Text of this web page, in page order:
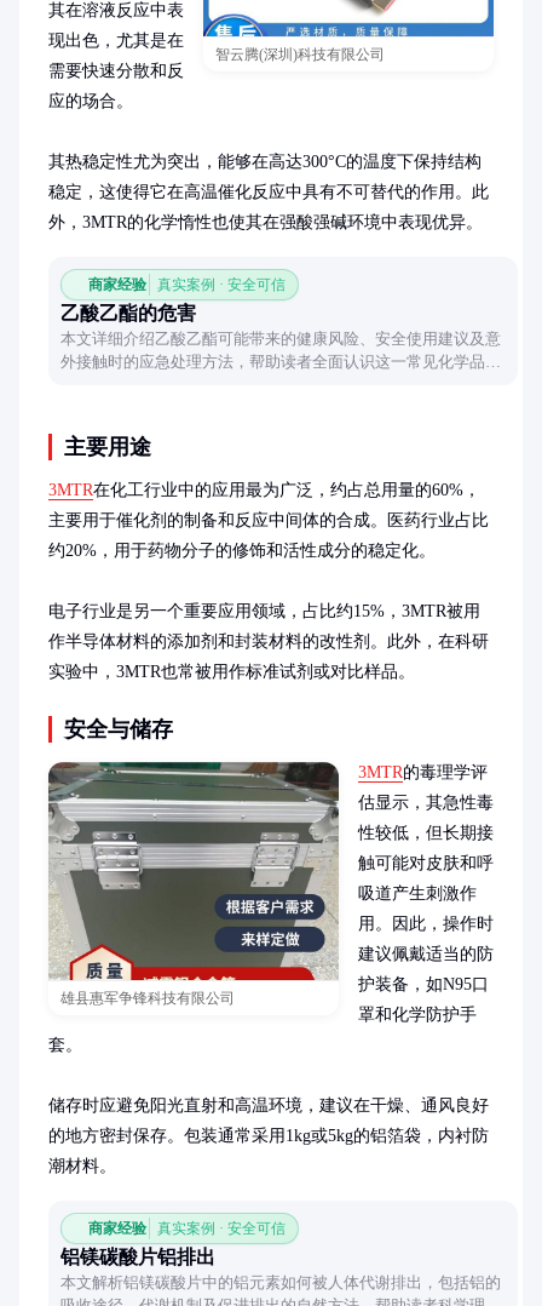
智云腾(深圳)科技有限公司
其在溶液反应中表
现出色，尤其是在
需要快速分散和反
应的场合。
其热稳定性尤为突出，能够在高达300°C的温度下保持结构
稳定，这使得它在高温催化反应中具有不可替代的作用。此
外，3MTR的化学惰性也使其在强酸强碱环境中表现优异。
商家经验 真实案例 · 安全可信
乙酸乙酯的危害
本文详细介绍乙酸乙酯可能带来的健康风险、安全使用建议及意
外接触时的应急处理方法，帮助读者全面认识这一常见化学品的
主要用途
3MTR在化工行业中的应用最为广泛，约占总用量的60%，
主要用于催化剂的制备和反应中间体的合成。医药行业占比
约20%，用于药物分子的修饰和活性成分的稳定化。
电子行业是另一个重要应用领域，占比约15%，3MTR被用
作半导体材料的添加剂和封装材料的改性剂。此外，在科研
实验中，3MTR也常被用作标准试剂或对比样品。
安全与储存
雄县惠军争锋科技有限公司
3MTR的毒理学评
估显示，其急性毒
性较低，但长期接
触可能对皮肤和呼
吸道产生刺激作
用。因此，操作时
建议佩戴适当的防
护装备，如N95口
罩和化学防护手
套。
储存时应避免阳光直射和高温环境，建议在干燥、通风良好
的地方密封保存。包装通常采用1kg或5kg的铝箔袋，内衬防
潮材料。
商家经验 真实案例 · 安全可信
铝镁碳酸片铝排出
本文解析铝镁碳酸片中的铝元素如何被人体代谢排出，包括铝的